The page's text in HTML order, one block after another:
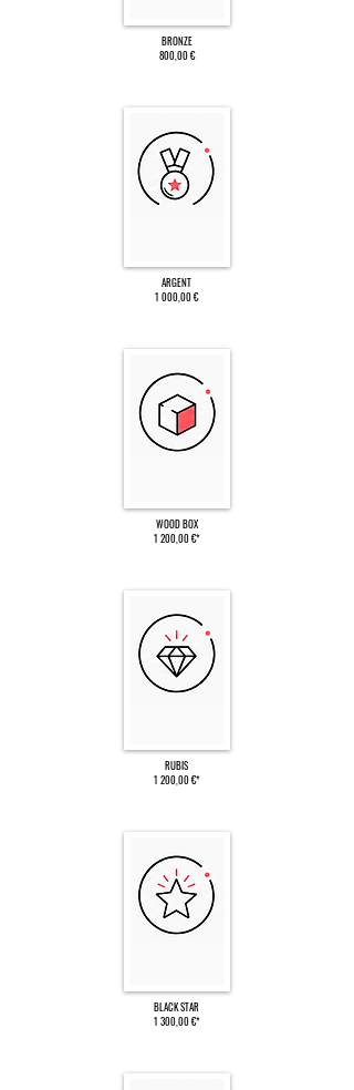
BRONZE
800,00 €
ARGENT
1 000,00 €
WOOD BOX
1 200,00 €*
RUBIS
1 200,00 €*
BLACK STAR
1 300,00 €*